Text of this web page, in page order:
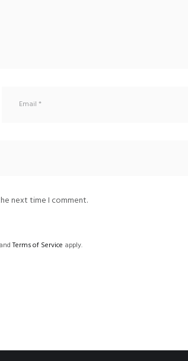
next time I comment.
andTerms of Service apply.